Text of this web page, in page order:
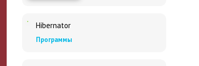
Hibernator
Программы